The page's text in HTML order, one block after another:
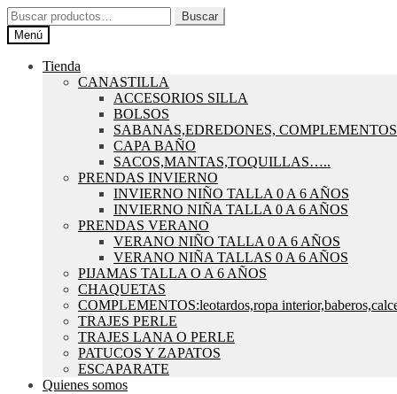
Ir
a
la
navegación
Ir
al
contenido
Buscar
por:
Buscar
Menú
Tienda
CANASTILLA
ACCESORIOS SILLA
BOLSOS
SABANAS,EDREDONES,
CAPA BAÑO
SACOS,MANTAS,TOQUILLAS…..
PRENDAS INVIERNO
INVIERNO NIÑO TALLA 0 A 6 AÑOS
INVIERNO NIÑA TALLA 0 A 6 AÑOS
PRENDAS VERANO
VERANO NIÑO TALLA 0 A 6 AÑOS
VERANO NIÑA TALLAS 0 A 6 AÑOS
PIJAMAS TALLA O A 6 AÑOS
CHAQUETAS
COMPLEMENTOS:leotardos,ropa
TRAJES PERLE
TRAJES LANA O PERLE
PATUCOS Y ZAPATOS
ESCAPARATE
Quienes somos